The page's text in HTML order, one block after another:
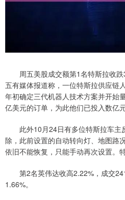
周五美股成交额第1名特斯拉收跌
五有媒体报道称，一位特斯拉供应链
年初确定三代机器人技术方案并开始
亿美元的订单，为此他们已投入数亿
此外10月24日有多位特斯拉车主
除，此前设置的自动转向灯、地图路
依旧不能恢复，只能手动再次设置。
第2名英伟达收高2.22%，成交
1.66%。